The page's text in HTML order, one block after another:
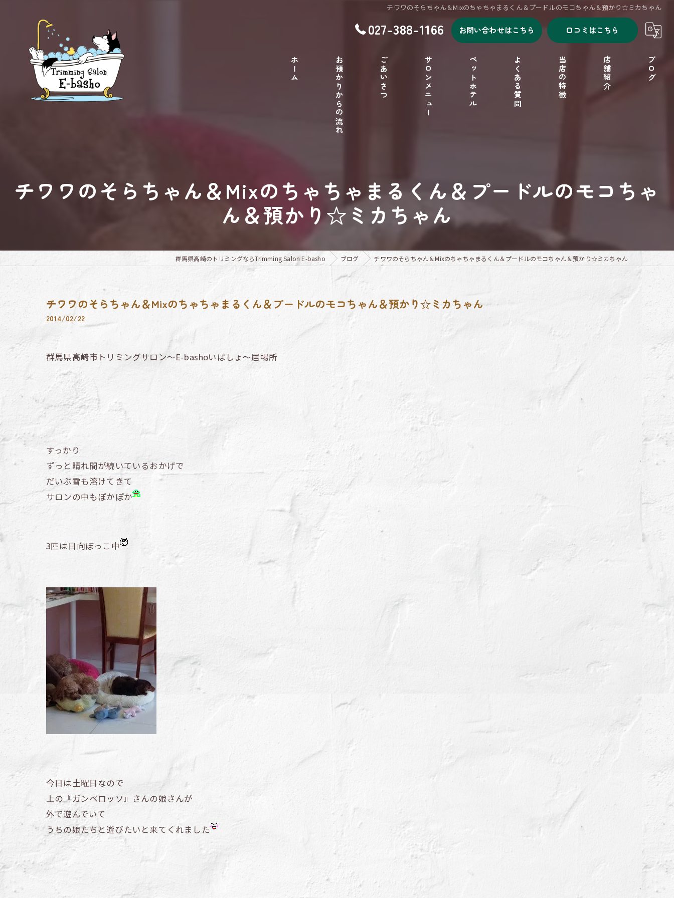
チワワのそらちゃん＆Mixのちゃちゃまるくん＆プードルのモコちゃん＆預かり☆ミカちゃん
027-388-1166 お問い合わせはこちら 口コミはこちら
ホーム お預かりからの流れ ごあいさつ サロンメニュー ペットホテル よくある質問 当店の特徴
フリーゲージ
店舗紹介 ブログ
チワワのそらちゃん＆Mixのちゃちゃまるくん＆プードルのモコちゃ
ん＆預かり☆ミカちゃん
群馬県高崎のトリミングならTrimming Salon E-basho ブログ チワワのそらちゃん＆Mixのちゃちゃまるくん＆プードルのモコちゃん＆預かり☆ミカちゃん
チワワのそらちゃん＆Mixのちゃちゃまるくん＆プードルのモコちゃん＆預かり☆ミカちゃん
2014/02/22
群馬県高崎市トリミングサロン～E-bashoいばしょ～居場所
すっかり
ずっと晴れ間が続いているおかげで
だいぶ雪も溶けてきて
サロンの中もぽかぽか
3匹は日向ぼっこ中
今日は土曜日なので
上の『ガンベロッソ』さんの娘さんが
外で遊んでいて
うちの娘たちと遊びたいと来てくれました